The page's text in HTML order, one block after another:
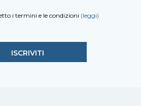
i termini e le condizioni (leggi)